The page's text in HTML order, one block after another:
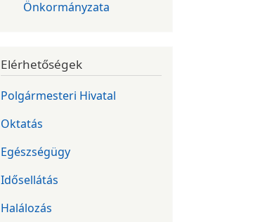
Önkormányzata
Elérhetőségek
Polgármesteri Hivatal
Oktatás
Egészségügy
Idősellátás
Halálozás